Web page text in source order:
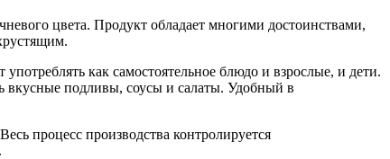
цвета. Продукт обладает многими достоинствами,
как самостоятельное блюдо и взрослые, и дети.
вкусные подливы, соусы и салаты. Удобный в
процесс производства контролируется